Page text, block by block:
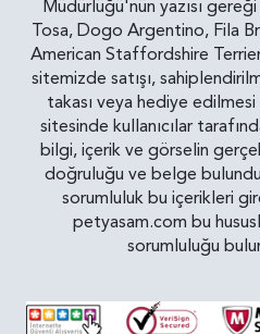
Müdürlüğü'nün yazısı
Tosa, Dogo Argentino, Fila
American Staffordshire
sitemizde satışı,
takası veya hediye
sitesinde kullanıcılar
bilgi, içerik ve görselin
doğruluğu ve belge
sorumluluk bu içerikleri
petyasam.com bu
sorumluluğu